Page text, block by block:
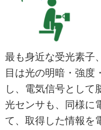
最も身近な受光素子
目は光の明暗・強度
し、電気信号として
光センサも、同様に
て、取得した情報を